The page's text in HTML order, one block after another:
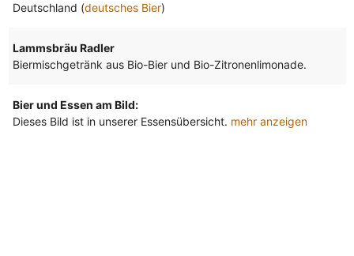
Deutschland (deutsches Bier)
Lammsbräu Radler
Biermischgetränk aus Bio-Bier und Bio-Zitronenlimonade.
Bier und Essen am Bild:
Dieses Bild ist in unserer Essensübersicht. mehr anzeigen